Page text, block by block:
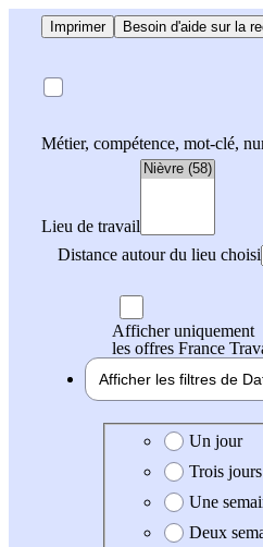
Imprimer Besoin d'aide sur la
Métier, compétence, mot-clé,
Lieu de travail
Distance autour du lieu choisi
Afficher uniquement
les offres France
Afficher les filtres de
Date de création de
Un jour
Trois jours
Une
Deux